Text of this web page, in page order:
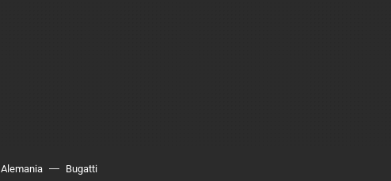
Alemania Bugatti